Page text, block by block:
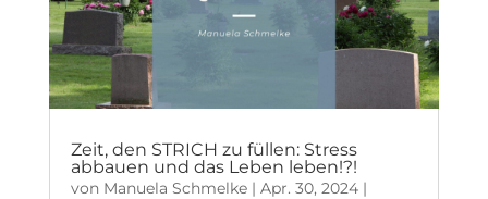
Zeit, den STRICH zu füllen: Stress
abbauen und das Leben leben!?!
von Manuela Schmelke| Apr. 30, 2024|